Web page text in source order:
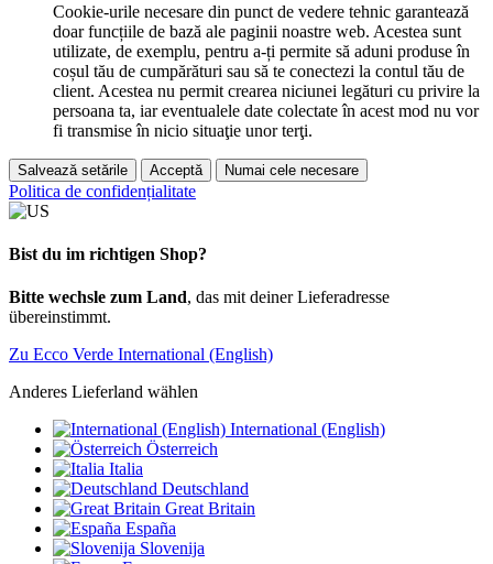
Cookie-urile necesare din punct de vedere tehnic garantează
doar funcțiile de bază ale paginii noastre web. Acestea sunt
utilizate, de exemplu, pentru a-ți permite să aduni produse în
coșul tău de cumpărături sau să te conectezi la contul tău de
client. Acestea nu permit crearea niciunei legături cu privire la
persoana ta, iar eventualele date colectate în acest mod nu vor
fi transmise în nicio situaţie unor terţi.
Salvează setările Acceptă Numai cele necesare
Politica de confidențialitate
Bist du im richtigen Shop?
Bitte wechsle zum Land, das mit deiner Lieferadresse
übereinstimmt.
Zu Ecco Verde International (English)
Anderes Lieferland wählen
International (English)
Österreich
Italia
Deutschland
Great Britain
España
Slovenija